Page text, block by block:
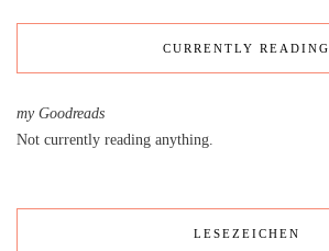
CURRENTLY READING
my Goodreads
Not currently reading anything.
LESEZEICHEN